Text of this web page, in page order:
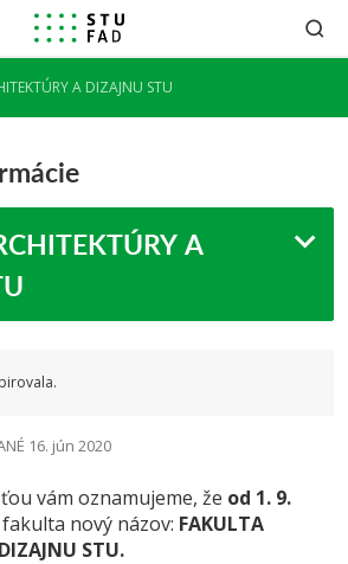
A DIZAJNU STU
A
16. jún 2020
vám oznamujeme, že od 1. 9.
nový názov: FAKULTA
STU.